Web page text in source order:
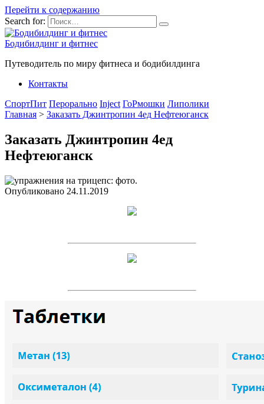
Перейти к содержанию
Search for:
Бодибилдинг и фитнес
Путеводитель по миру фитнеса и бодибилдинга
Контакты
СпортПит Перорально Inject ГоРмошки Липолики
Главная > Заказать Джинтропин 4ед Нефтеюганск
Заказать Джинтропин 4ед
Нефтеюганск
Опубликовано 24.11.2019